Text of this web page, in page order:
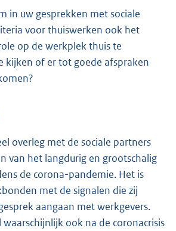
in uw gesprekken met sociale
voor thuiswerken ook het
op de werkplek thuis te
kijken of er tot goede afspraken
overleg met de sociale partners
van het langdurig en grootschalig
de corona-pandemie. Het is
met de signalen die zij
aangaan met werkgevers.
waarschijnlijk ook na de coronacrisis